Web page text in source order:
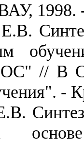
1998.
// В
-